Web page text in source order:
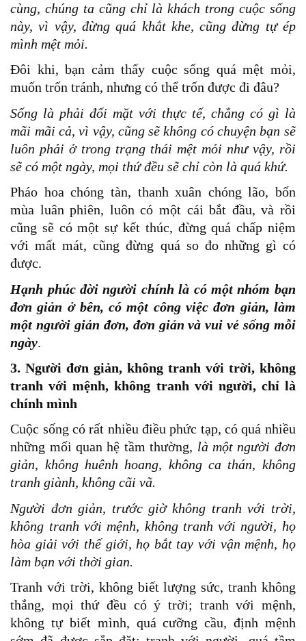
cùng, chúng ta cũng chỉ là khách trong cuộc sống
này, vì vậy, đừng quá khắt khe, cũng đừng tự ép
mình mệt mỏi.
Đôi khi, bạn cảm thấy cuộc sống quá mệt mỏi,
muốn trốn tránh, nhưng có thể trốn được đi đâu?
Sống là phải đối mặt với thực tế, chẳng có gì là
mãi mãi cả, vì vậy, cũng sẽ không có chuyện bạn sẽ
luôn phải ở trong trạng thái mệt mỏi như vậy, rồi
sẽ có một ngày, mọi thứ đều sẽ chỉ còn là quá khứ.
Pháo hoa chóng tàn, thanh xuân chóng lão, bốn
mùa luân phiên, luôn có một cái bắt đầu, và rồi
cũng sẽ có một sự kết thúc, đừng quá chấp niệm
với mất mát, cũng đừng quá so đo những gì có
được.
Hạnh phúc đời người chính là có một nhóm bạn
đơn giản ở bên, có một công việc đơn giản, làm
một người giản đơn, đơn giản và vui vẻ sống mỗi
ngày.
3. Người đơn giản, không tranh với trời, không
tranh với mệnh, không tranh với người, chỉ là
chính mình
Cuộc sống có rất nhiều điều phức tạp, có quá nhiều
những mối quan hệ tầm thường, là một người đơn
giản, không huênh hoang, không ca thán, không
tranh giành, không cãi vã.
Người đơn giản, trước giờ không tranh với trời,
không tranh với mệnh, không tranh với người, họ
hòa giải với thế giới, họ bắt tay với vận mệnh, họ
làm bạn với thời gian.
Tranh với trời, không biết lượng sức, tranh không
thắng, mọi thứ đều có ý trời; tranh với mệnh,
không tự biết mình, quá cưỡng cầu, định mệnh